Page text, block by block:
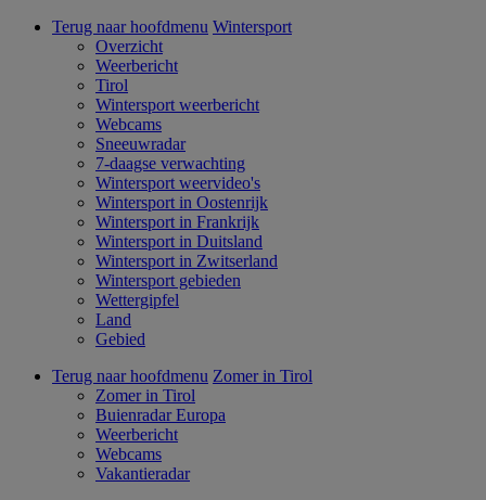
Terug naar hoofdmenu Wintersport
Overzicht
Weerbericht
Tirol
Wintersport weerbericht
Webcams
Sneeuwradar
7-daagse verwachting
Wintersport weervideo's
Wintersport in Oostenrijk
Wintersport in Frankrijk
Wintersport in Duitsland
Wintersport in Zwitserland
Wintersport gebieden
Wettergipfel
Land
Gebied
Terug naar hoofdmenu Zomer in Tirol
Zomer in Tirol
Buienradar Europa
Weerbericht
Webcams
Vakantieradar